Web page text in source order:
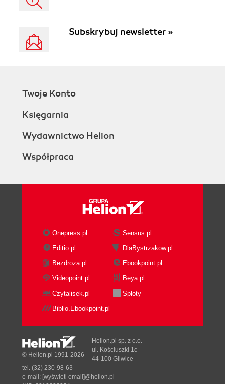
Subskrybuj newsletter »
Twoje Konto
Księgarnia
Wydawnictwo Helion
Współpraca
Onepress.pl
Sensus.pl
Editio.pl
DlaBystrzakow.pl
Bezdroza.pl
Ebookpoint.pl
Videopoint.pl
Beya.pl
Czytalisek.pl
Sploty
Biblio.Ebookpoint.pl
© Helion.pl 1991-2026
Helion.pl sp. z o.o.
ul. Kościuszki 1c
44-100 Gliwice
tel. (32) 230-98-63
e-mail: [wyświetl email]@helion.pl